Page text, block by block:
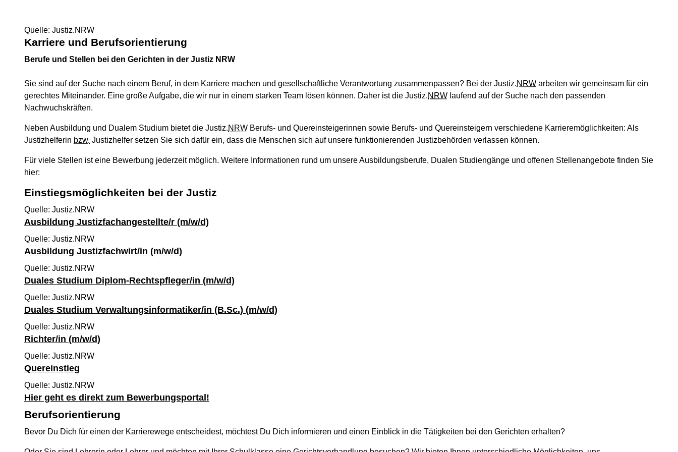
Quelle: Justiz.NRW
Karriere und Berufsorientierung
Berufe und Stellen bei den Gerichten in der Justiz NRW
Sie sind auf der Suche nach einem Beruf, in dem Karriere machen und gesellschaftliche Verantwortung zusammenpassen? Bei der Justiz.NRW arbeiten wir gemeinsam für ein
gerechtes Miteinander. Eine große Aufgabe, die wir nur in einem starken Team lösen können. Daher ist die Justiz.NRW laufend auf der Suche nach den passenden
Nachwuchskräften.
Neben Ausbildung und Dualem Studium bietet die Justiz.NRW Berufs- und Quereinsteigerinnen sowie Berufs- und Quereinsteigern verschiedene Karrieremöglichkeiten: Als
Justizhelferin bzw. Justizhelfer setzen Sie sich dafür ein, dass die Menschen sich auf unsere funktionierenden Justizbehörden verlassen können.
Für viele Stellen ist eine Bewerbung jederzeit möglich. Weitere Informationen rund um unsere Ausbildungsberufe, Dualen Studiengänge und offenen Stellenangebote finden Sie
hier:
Einstiegsmöglichkeiten bei der Justiz
Quelle: Justiz.NRW
Ausbildung Justizfachangestellte/r (m/w/d)
Quelle: Justiz.NRW
Ausbildung Justizfachwirt/in (m/w/d)
Quelle: Justiz.NRW
Duales Studium Diplom-Rechtspfleger/in (m/w/d)
Quelle: Justiz.NRW
Duales Studium Verwaltungsinformatiker/in (B.Sc.) (m/w/d)
Quelle: Justiz.NRW
Richter/in (m/w/d)
Quelle: Justiz.NRW
Quereinstieg
Quelle: Justiz.NRW
Hier geht es direkt zum Bewerbungsportal!
Berufsorientierung
Bevor Du Dich für einen der Karrierewege entscheidest, möchtest Du Dich informieren und einen Einblick in die Tätigkeiten bei den Gerichten erhalten?